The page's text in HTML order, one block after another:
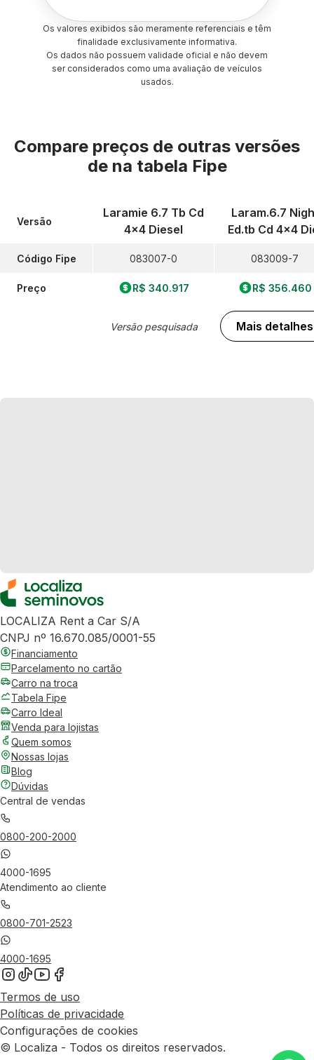
Os valores exibidos são meramente referenciais e têm
finalidade exclusivamente informativa.
Os dados não possuem validade oficial e não devem
ser considerados como uma avaliação de veículos
usados.
Compare preços de outras versões
de na tabela Fipe
Versão
Código Fipe
Preço
Laramie 6.7 Tb Cd
4x4 Diesel
083007-0
R$ 340.917
Versão pesquisada
Laram.6.7
Ed.tb Cd 4x4
083009-7
R$ 356.460
Mais detalhes
LOCALIZA Rent a Car S/A
CNPJ nº 16.670.085/0001-55
Financiamento
Parcelamento no cartão
Carro na troca
Tabela Fipe
Carro Ideal
Venda para lojistas
Quem somos
Nossas lojas
Blog
Dúvidas
Central de vendas
0800-200-2000
4000-1695
Atendimento ao cliente
0800-701-2523
4000-1695
Termos de uso
Políticas de privacidade
Configurações de cookies
© Localiza - Todos os direitos reservados.